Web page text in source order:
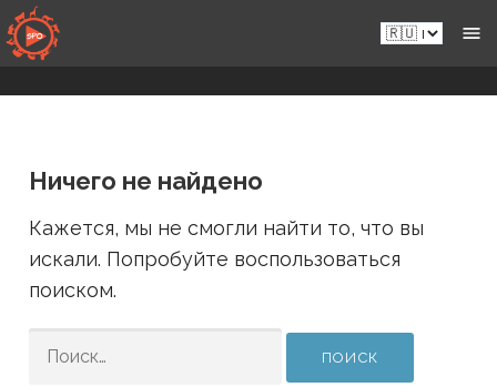
Перейти
к
контенту
Ru.sportsmansparadiseonline.com
Ничего не найдено
Кажется, мы не смогли найти то, что вы
искали. Попробуйте воспользоваться
поиском.